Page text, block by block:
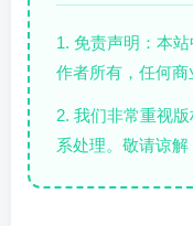
1. 免责声明：本
作者所有，任何商
2. 我们非常重视
系处理。敬请谅解